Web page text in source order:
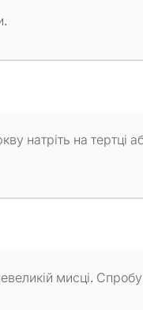
натріть на тертці
мисці.